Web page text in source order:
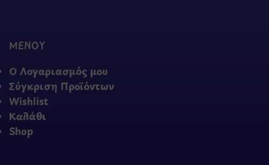
ΜΕΝΟΥ
Ο Λογαριασμός μου
Σύγκριση Προϊόντων
Wishlist
Καλάθι
Shop